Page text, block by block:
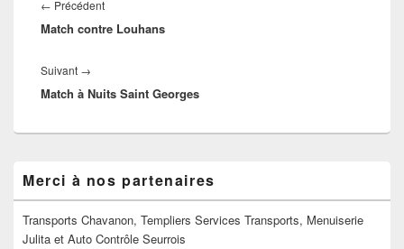
l’article
← PrécédentArticle
précédent :
Match contre Louhans
Suivant →
suivant :
Match à Nuits Saint Georges
principale
de
widget
pour
Merci à nos partenaires
Transports Chavanon, Templiers Services Transports, Menuiserie
Julita et Auto Contrôle Seurrois